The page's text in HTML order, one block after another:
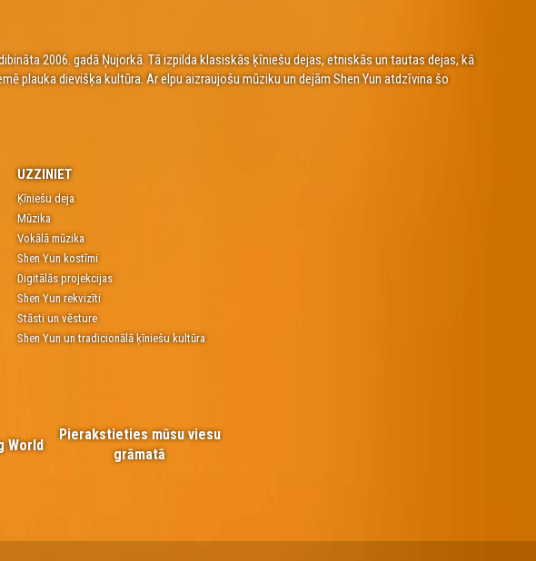
2006. gadā Ņujorkā. Tā izpilda klasiskās ķīniešu dejas, etniskās un tautas dejas, kā
plauka dievišķa kultūra. Ar elpu aizraujošu mūziku un dejām Shen Yun atdzīvina šo
UZZINIET
Ķīniešu deja
Mūzika
Vokālā mūzika
Shen Yun kostīmi
Digitālās projekcijas
Shen Yun rekvizīti
Stāsti un vēsture
Shen Yun un tradicionālā ķīniešu kultūra
World
Pierakstieties mūsu viesu
grāmatā